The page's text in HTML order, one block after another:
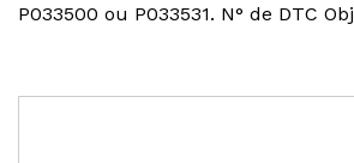
P033500 ou P033531. N° de DTC